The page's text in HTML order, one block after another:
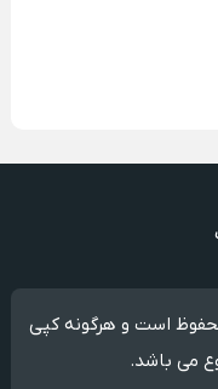
است و هرگونه کپی
می باشد.